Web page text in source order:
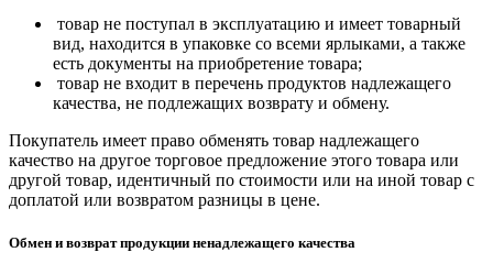
товар не поступал в эксплуатацию и имеет товарный
вид, находится в упаковке со всеми ярлыками, а также
есть документы на приобретение товара;
товар не входит в перечень продуктов надлежащего
качества, не подлежащих возврату и обмену.
Покупатель имеет право обменять товар надлежащего
качество на другое торговое предложение этого товара или
другой товар, идентичный по стоимости или на иной товар с
доплатой или возвратом разницы в цене.
Обмен и возврат продукции ненадлежащего качества